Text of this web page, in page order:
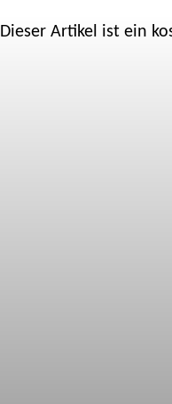
Dieser Artikel ist ein